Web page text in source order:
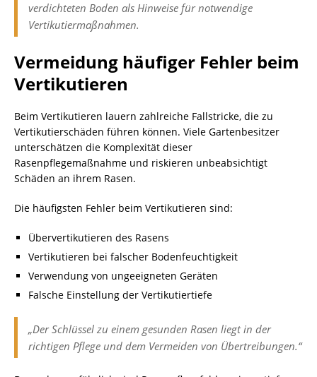
verdichteten Boden als Hinweise für notwendige
Vertikutiermaßnahmen.
Vermeidung häufiger Fehler beim
Vertikutieren
Beim Vertikutieren lauern zahlreiche Fallstricke, die zu
Vertikutierschäden führen können. Viele Gartenbesitzer
unterschätzen die Komplexität dieser
Rasenpflegemaßnahme und riskieren unbeabsichtigt
Schäden an ihrem Rasen.
Die häufigsten Fehler beim Vertikutieren sind:
Übervertikutieren des Rasens
Vertikutieren bei falscher Bodenfeuchtigkeit
Verwendung von ungeeigneten Geräten
Falsche Einstellung der Vertikutiertiefe
„Der Schlüssel zu einem gesunden Rasen liegt in der
richtigen Pflege und dem Vermeiden von Übertreibungen.“